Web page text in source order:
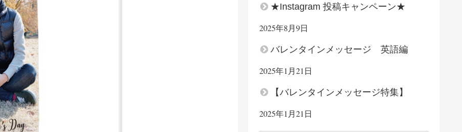
★Instagram 投稿キャンペーン★
2025年8月9日
バレンタインメッセージ 英語編
2025年1月21日
【バレンタインメッセージ特集】
2025年1月21日